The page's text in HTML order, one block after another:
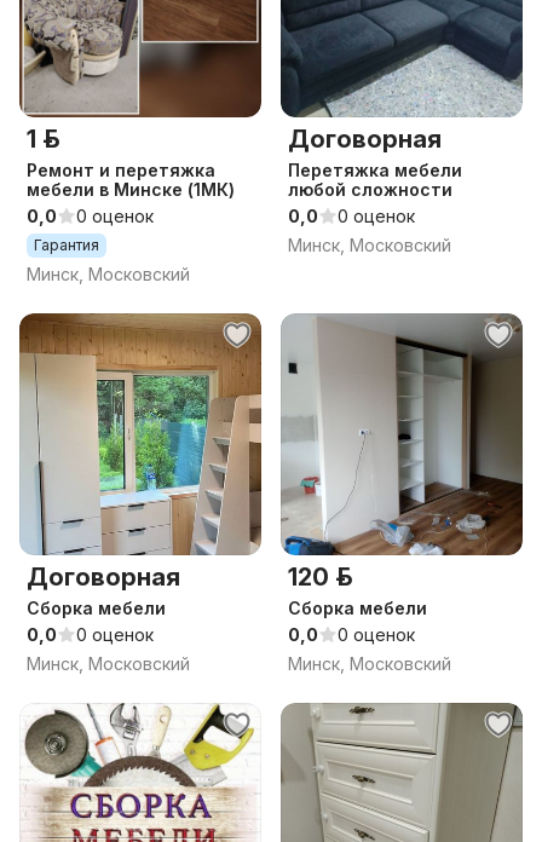
1 р.
Ремонт и перетяжка
мебели в Минске (1МК)
0,0
0 оценок
Гарантия
Минск, Московский
Договорная
Перетяжка мебели
любой сложности
0,0
0 оценок
Минск, Московский
Договорная
Сборка мебели
0,0
0 оценок
Минск, Московский
120 р.
Сборка мебели
0,0
0 оценок
Минск, Московский